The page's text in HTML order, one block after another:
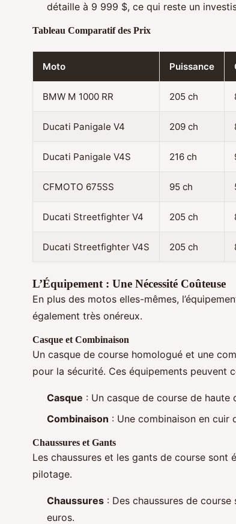
détaille à 9 999 $, ce qui reste un
Tableau Comparatif des Prix
Moto Puissance
BMW M 1000 RR 205 ch
Ducati Panigale V4 209 ch
Ducati Panigale V4S 216 ch
CFMOTO 675SS 95 ch
Ducati Streetfighter V4 205 ch
Ducati Streetfighter V4S 205 ch
L’Équipement : Une Nécessité Coûteuse
En plus des motos elles-mêmes,
également très onéreux.
Casque et Combinaison
Un casque de course homologué et une
pour la sécurité. Ces équipements peuvent
Casque : Un casque de course de
Combinaison : Une combinaison en cuir
Chaussures et Gants
Les chaussures et les gants de course
pilotage.
Chaussures : Des chaussures de
euros.